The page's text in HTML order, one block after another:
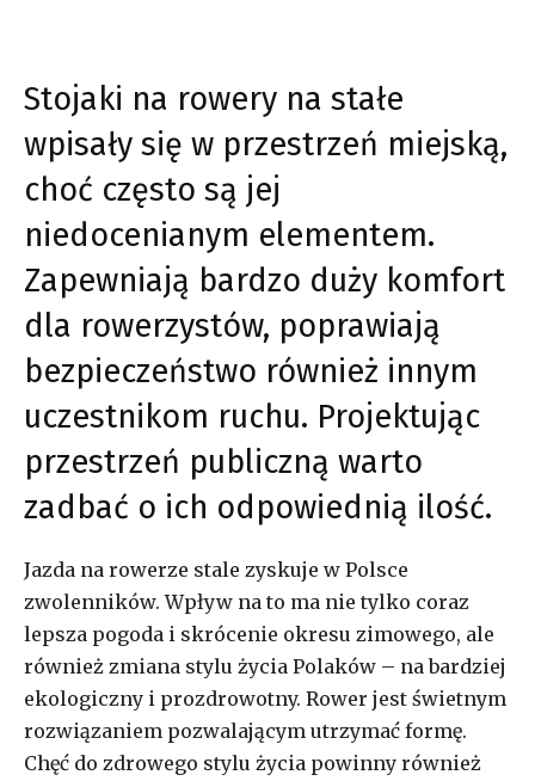
Stojaki na rowery na stałe
wpisały się w przestrzeń miejską,
choć często są jej
niedocenianym elementem.
Zapewniają bardzo duży komfort
dla rowerzystów, poprawiają
bezpieczeństwo również innym
uczestnikom ruchu. Projektując
przestrzeń publiczną warto
zadbać o ich odpowiednią ilość.
Jazda na rowerze stale zyskuje w Polsce
zwolenników. Wpływ na to ma nie tylko coraz
lepsza pogoda i skrócenie okresu zimowego, ale
również zmiana stylu życia Polaków – na bardziej
ekologiczny i prozdrowotny. Rower jest świetnym
rozwiązaniem pozwalającym utrzymać formę.
Chęć do zdrowego stylu życia powinny również